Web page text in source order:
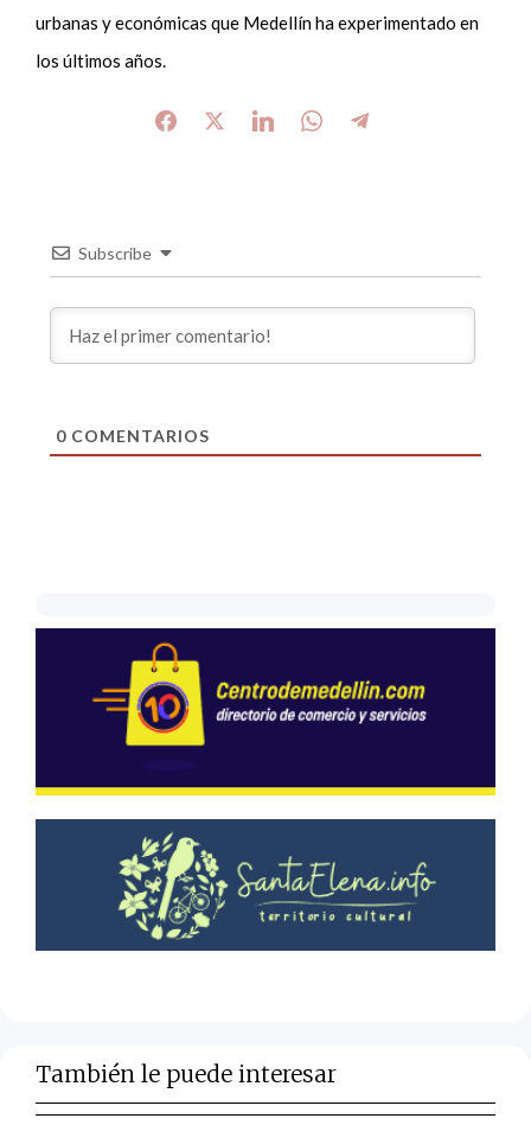
urbanas y económicas que Medellín ha experimentado en
los últimos años.
Subscribe
0COMENTARIOS
También le puede interesar